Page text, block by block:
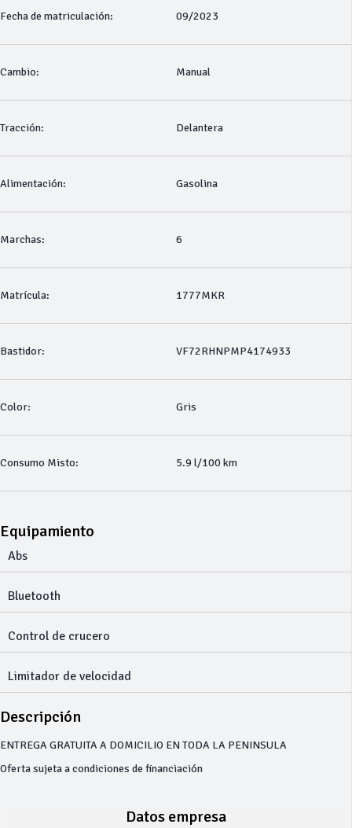
Fecha de matriculación: 09/2023
Cambio: Manual
Tracción: Delantera
Alimentación: Gasolina
Marchas: 6
Matrícula: 1777MKR
Bastidor: VF72RHNPMP4174933
Color: Gris
Consumo Misto: 5.9 l/100 km
Equipamiento
Abs
Bluetooth
Control de crucero
Limitador de velocidad
Descripción
ENTREGA GRATUITA A DOMICILIO EN TODA LA PENINSULA
Oferta sujeta a condiciones de financiación
Datos empresa